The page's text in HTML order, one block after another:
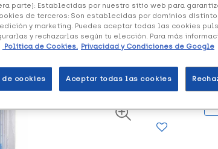
+ 14 puntos
Protector de
parte): Establecidas por nuestro sitio web para
de terceros: Son establecidas por dominios
y marketing. Puedes aceptar todas las cookies
y rechazarlas según tu elección. Para más
Política de Cookies. Privacidad y Condiciones de Google
de cookies Aceptar todas las cookies